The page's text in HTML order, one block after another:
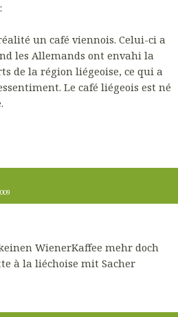
un café viennois. Celui-ci a
les Allemands ont envahi la
de la région liégeoise, ce qui a
Le café liégeois est né
WienerKaffee mehr doch
à la liéchoise mit Sacher